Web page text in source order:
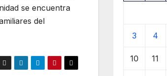
se encuentra
del
3 4
10 11